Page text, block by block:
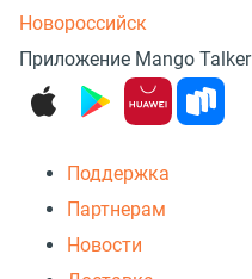
Новороссийск
Приложение Mango Talker
Поддержка
Партнерам
Новости